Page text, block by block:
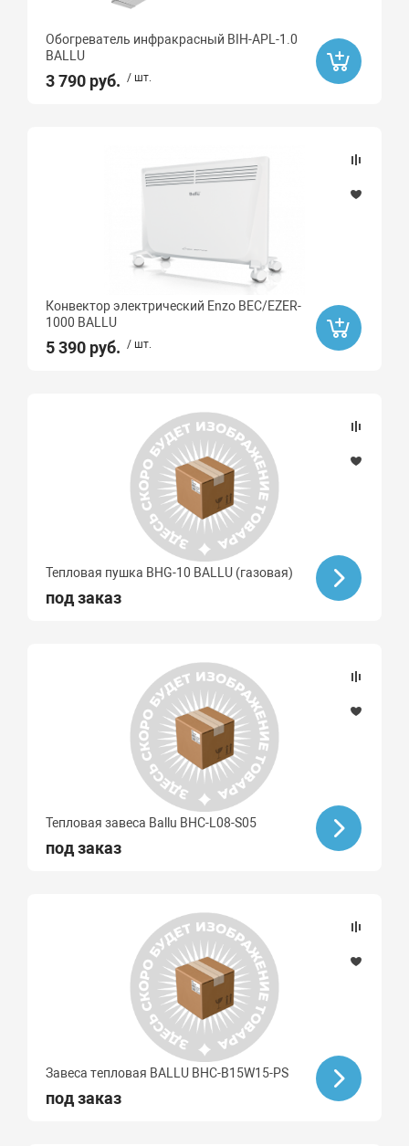
Обогреватель инфракрасный BIH-APL-1.0
BALLU
3 790 руб. / шт.
Конвектор электрический Enzo BEC/EZER-
1000 BALLU
5 390 руб. / шт.
Тепловая пушка BHG-10 BALLU (газовая)
под заказ
Тепловая завеса Ballu BHC-L08-S05
под заказ
Завеса тепловая BALLU BHC-B15W15-PS
под заказ